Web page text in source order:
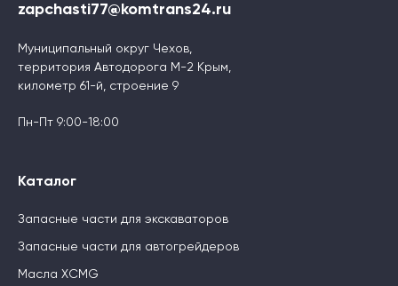
zapchasti77@komtrans24.ru
Муниципальный округ Чехов,
территория Автодорога М-2 Крым,
километр 61-й, строение 9
Пн-Пт 9:00-18:00
Каталог
Запасные части для экскаваторов
Запасные части для автогрейдеров
Масла XCMG